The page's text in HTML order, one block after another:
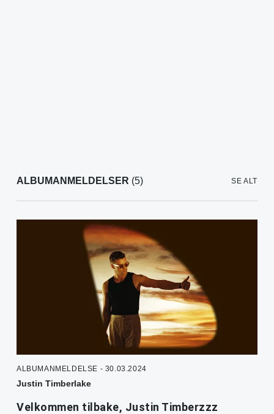
ALBUMANMELDELSER (5) SE ALT
ALBUMANMELDELSE - 30.03.2024
Justin Timberlake
Velkommen tilbake, Justin Timberzzz